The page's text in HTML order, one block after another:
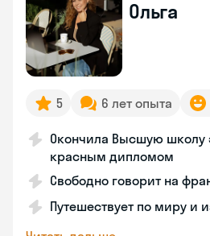
Ольга
5 6 лет опыта
Окончила Высшую школу
красным дипломом
Свободно говорит на
Путешествует по миру и